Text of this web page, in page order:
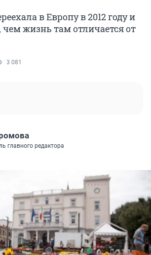
в Европу в 2012 году и
чем жизнь там отличается от
3 081
главного редактора